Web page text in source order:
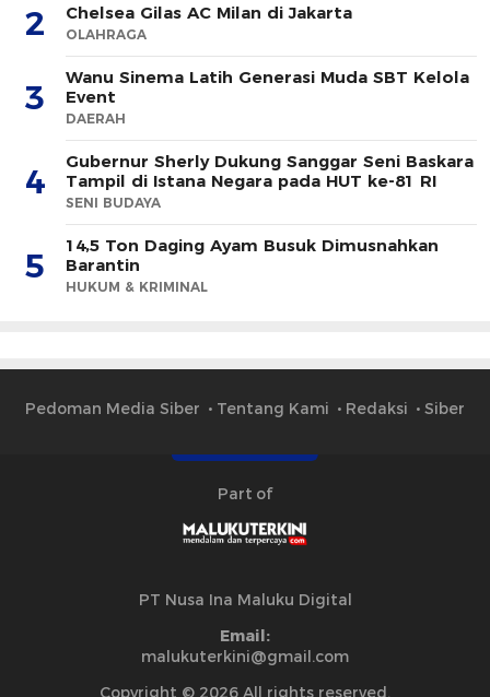
2 Chelsea Gilas AC Milan di Jakarta
OLAHRAGA
3
Wanu Sinema Latih Generasi Muda SBT Kelola
Event
DAERAH
4
Gubernur Sherly Dukung Sanggar Seni Baskara
Tampil di Istana Negara pada HUT ke-81 RI
SENI BUDAYA
5
14,5 Ton Daging Ayam Busuk Dimusnahkan
Barantin
HUKUM & KRIMINAL
Pedoman Media Siber Tentang Kami Redaksi Siber
Part of
PT Nusa Ina Maluku Digital
Email:
malukuterkini@gmail.com
Copyright © 2026 All rights reserved.